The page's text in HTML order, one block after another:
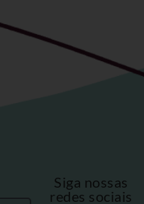
Siga nossas
redes sociais